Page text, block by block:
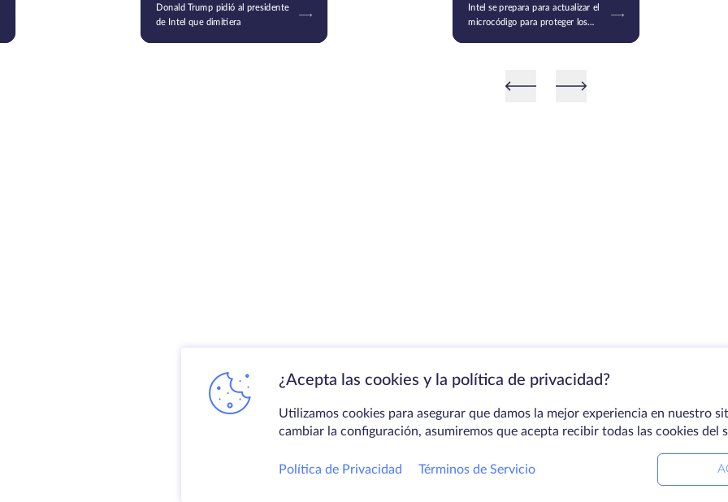
Donald Trump pidió al presidente
de Intel que dimitiera
Intel se prepara para actualizar el
microcódigo para proteger los
¿Acepta las cookies y la política de privacidad?
Utilizamos cookies para asegurar que damos la mejor experiencia en nuestro
cambiar la configuración, asumiremos que acepta recibir todas las cookies del
Política de Privacidad Términos de Servicio